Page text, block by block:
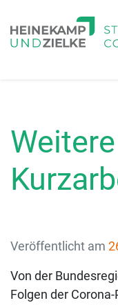
Veröffentlicht am
Von der
Folgen der